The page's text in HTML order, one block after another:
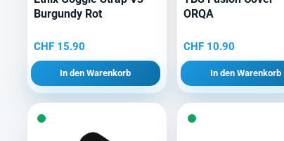
Burgundy Rot
CHF15.90
In den Warenkorb
ORQA
CHF 10.90
In den Warenkorb